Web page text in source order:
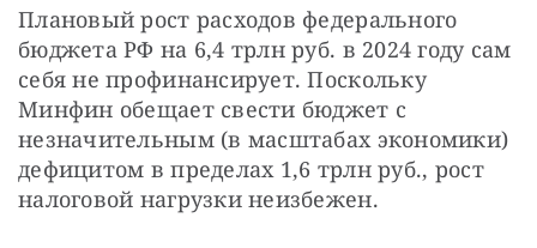
Плановый рост расходов федерального
бюджета РФ на 6,4 трлн руб. в 2024 году сам
себя не профинансирует. Поскольку
Минфин обещает свести бюджет с
незначительным (в масштабах экономики)
дефицитом в пределах 1,6 трлн руб., рост
налоговой нагрузки неизбежен.